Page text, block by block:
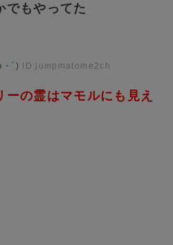
でもやってた
´) ID:jumpmatome2ch
の霊はマモルにも見え